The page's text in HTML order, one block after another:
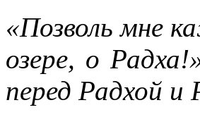
«Позволь мне
озере, о
перед Радхой и